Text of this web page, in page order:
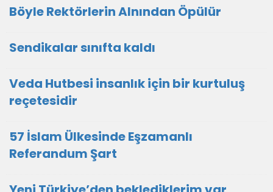
Böyle Rektörlerin Alnından Öpülür
Sendikalar sınıfta kaldı
Veda Hutbesi insanlık için bir kurtuluş
reçetesidir
57 İslam Ülkesinde Eşzamanlı
Referandum Şart